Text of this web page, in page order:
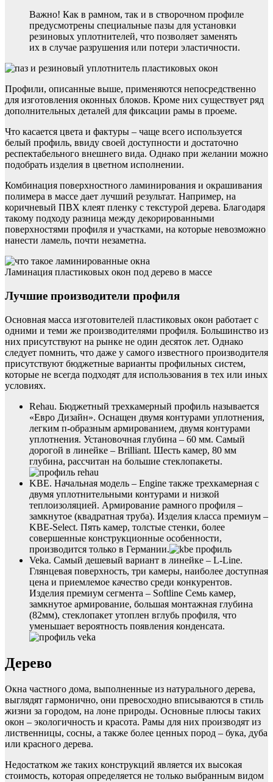
Важно! Как в рамном, так и в створочном профиле
предусмотрены специальные пазы для установки
резиновых уплотнителей, что позволяет заменять
их в случае разрушения или потери эластичности.
Профили, описанные выше, применяются непосредственно
для изготовления оконных блоков. Кроме них существует ряд
дополнительных деталей для фиксации рамы в проеме.
Что касается цвета и фактуры – чаще всего используется
белый профиль, ввиду своей доступности и достаточно
респектабельного внешнего вида. Однако при желании можно
подобрать изделия в цветном исполнении.
Комбинация поверхностного ламинирования и окрашивания
полимера в массе дает лучший результат. Например, на
коричневый ПВХ клеят пленку с текстурой дерева. Благодаря
такому подходу разница между декорированными
поверхностями профиля и участками, на которые невозможно
нанести ламель, почти незаметна.
Ламинация пластиковых окон под дерево в массе
Лучшие производители профиля
Основная масса изготовителей пластиковых окон работает с
одними и теми же производителями профиля. Большинство из
них присутствуют на рынке не один десяток лет. Однако
следует помнить, что даже у самого известного производителя
присутствуют бюджетные варианты профильных систем,
которые не всегда подходят для использования в тех или иных
условиях.
Rehau. Бюджетный трехкамерный профиль называется
«Евро Дизайн». Оснащен двумя контурами уплотнения,
легким п-образным армированием, двумя контурами
уплотнения. Установочная глубина – 60 мм. Самый
дорогой в линейке – Brilliant. Шесть камер, 80 мм
глубина, рассчитан на большие стеклопакеты.
KBE. Начальная модель – Engine также трехкамерная с
двумя уплотнительными контурами и низкой
теплоизоляцией. Армирование рамного профиля –
замкнутое (квадратная труба). Изделия класса премиум –
KBE-Select. Пять камер, толстые стенки, более
совершенные конструкционные особенности,
производится только в Германии.
Veka. Самый дешевый вариант в линейке – L-Line.
Глянцевая поверхность, три камеры, наиболее доступная
цена и приемлемое качество среди конкурентов.
Изделия премиум сегмента – Softline Семь камер,
замкнутое армирование, большая монтажная глубина
(82мм), стеклопакет утоплен вглубь профиля, что
уменьшает вероятность появления конденсата.
Дерево
Окна частного дома, выполненные из натурального дерева,
выглядят гармонично, они превосходно вписываются в стиль
жизни за городом, на лоне природы. Основные плюсы таких
окон – экологичность и красота. Рамы для них производят из
лиственницы, сосны, а также более ценных пород – бука, дуба
или красного дерева.
Недостатком же таких конструкций является их высокая
стоимость, которая определяется не только выбранным видом